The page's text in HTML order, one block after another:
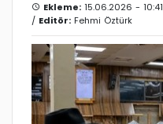
Ekleme: 15.06.2026 - 10:41
/ Editör: Fehmi Öztürk